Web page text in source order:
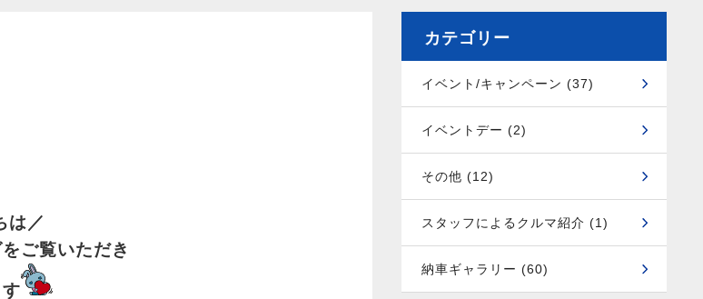
は／
ご覧いただき
カテゴリー
イベント/キャンペーン (37)
イベントデー (2)
その他 (12)
スタッフによるクルマ紹介 (1)
納車ギャラリー (60)